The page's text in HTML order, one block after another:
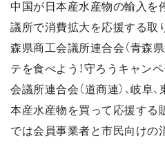
中国が日本産水産物の輸入を
議所で消費拡大を応援する取
森県商工会議所連合会（青森
テを食べよう！守ろうキャン
会議所連合会（道商連）、岐阜
本産水産物を買って応援する
では会員事業者と市民向けの